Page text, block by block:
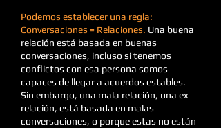
Podemos establecer una regla:
Conversaciones = Relaciones. Una buena
relación está basada en buenas
conversaciones, incluso si tenemos
conflictos con esa persona somos
capaces de llegar a acuerdos estables.
Sin embargo, una mala relación, una ex
relación, está basada en malas
conversaciones, o porque estas no están